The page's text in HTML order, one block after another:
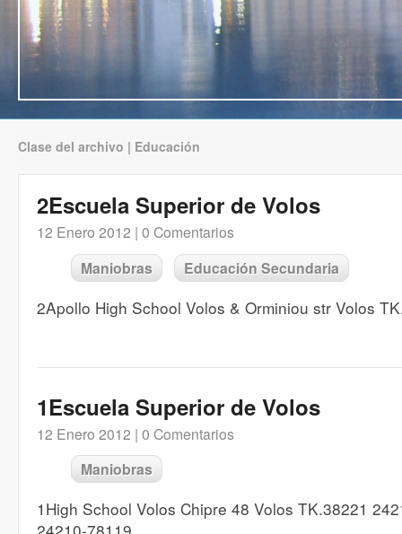
Clase del archivo | Educación
2Escuela Superior de Volos
12 Enero 2012 | 0 Comentarios
Maniobras Educación Secundaria
2Apollo High School Volos & Orminiou str Volos
1Escuela Superior de Volos
12 Enero 2012 | 0 Comentarios
Maniobras
1High School Volos Chipre 48 Volos TK.38221